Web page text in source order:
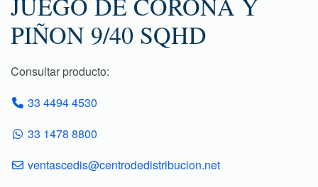
PIÑON 9/40 SQHD
Consultar producto:
33 4494 4530
33 1478 8800
ventascedis@centrodedistribucion.net